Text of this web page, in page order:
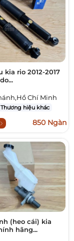
kia rio 2012-2017
Chí Minh
Thương hiệu khác
850 Ngàn
(heo cái) kia
hãng...